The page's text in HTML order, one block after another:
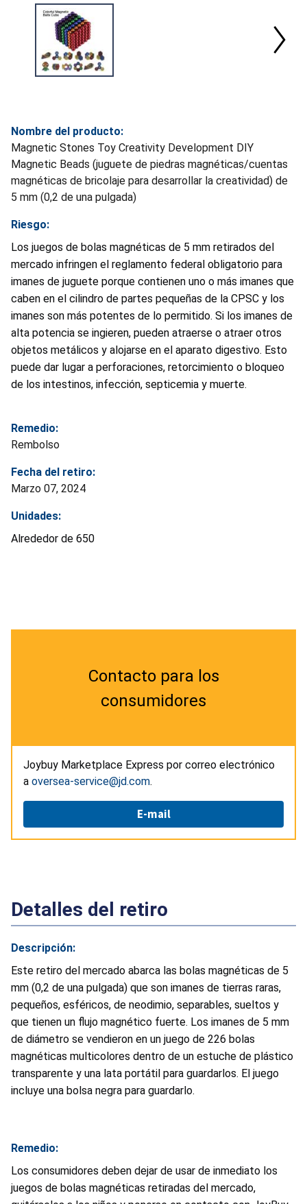
Nombre del producto:
Magnetic Stones Toy Creativity Development DIY
Magnetic Beads (juguete de piedras magnéticas/cuentas
magnéticas de bricolaje para desarrollar la creatividad) de
5 mm (0,2 de una pulgada)
Riesgo:
Los juegos de bolas magnéticas de 5 mm retirados del
mercado infringen el reglamento federal obligatorio para
imanes de juguete porque contienen uno o más imanes que
caben en el cilindro de partes pequeñas de la CPSC y los
imanes son más potentes de lo permitido. Si los imanes de
alta potencia se ingieren, pueden atraerse o atraer otros
objetos metálicos y alojarse en el aparato digestivo. Esto
puede dar lugar a perforaciones, retorcimiento o bloqueo
de los intestinos, infección, septicemia y muerte.
Remedio:
Rembolso
Fecha del retiro:
Marzo 07, 2024
Unidades:
Alrededor de 650
Contacto para los
consumidores
Joybuy Marketplace Express por correo electrónico
a oversea-service@jd.com.
E-mail
Detalles del retiro
Descripción:
Este retiro del mercado abarca las bolas magnéticas de 5
mm (0,2 de una pulgada) que son imanes de tierras raras,
pequeños, esféricos, de neodimio, separables, sueltos y
que tienen un flujo magnético fuerte. Los imanes de 5 mm
de diámetro se vendieron en un juego de 226 bolas
magnéticas multicolores dentro de un estuche de plástico
transparente y una lata portátil para guardarlos. El juego
incluye una bolsa negra para guardarlo.
Remedio:
Los consumidores deben dejar de usar de inmediato los
juegos de bolas magnéticas retiradas del mercado,